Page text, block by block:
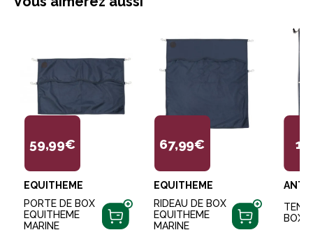
59,99€
EQUITHEME
PORTE DE BOX
EQUITHEME
MARINE
67,99€
EQUITHEME
RIDEAU DE BOX
EQUITHEME
MARINE
BOX